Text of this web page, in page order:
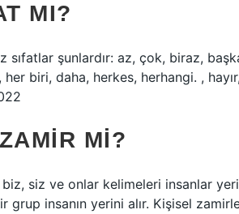
MI?
sıfatlar şunlardır: az, çok, biraz,
biri, daha, herkes, herhangi. ,
MI?
siz ve onlar kelimeleri insanlar
insanın yerini alır. Kişisel